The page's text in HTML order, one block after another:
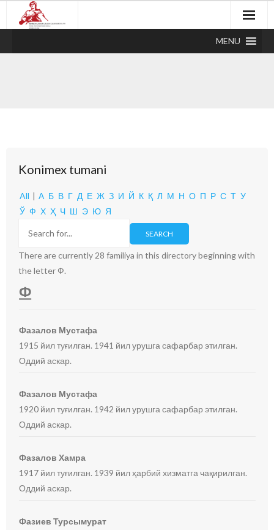
MENU
Konimex tumani
All | А Б В Г Д Е Ж З И Й К Қ Л М Н О П Р С Т У
Ў Ф Х Ҳ Ч Ш Э Ю Я
There are currently 28 familiya in this directory beginning with
the letter Ф.
Ф
Фазалов Мустафа
1915 йил туғилган. 1941 йил урушга сафарбар этилган.
Оддий аскар.
Фазалов Мустафа
1920 йил туғилган. 1942 йил урушга сафарбар этилган.
Оддий аскар.
Фазалов Хамра
1917 йил туғилган. 1939 йил ҳарбий хизматга чақирилган.
Оддий аскар.
Фазиев Турсымурат